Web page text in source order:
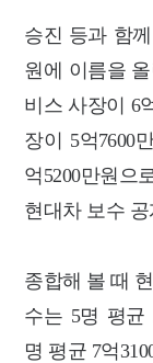
승진 등과 함
원에 이름을
비스 사장이 6
장이 5억7600
억5200만원으
현대차 보수
종합해 볼 때
수는 5명 평균
명 평균 7억